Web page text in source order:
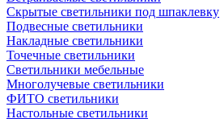
Скрытые светильники под шпаклевку
Подвесные светильники
Накладные светильники
Точечные светильники
Светильники мебельные
Многолучевые светильники
ФИТО светильники
Настольные светильники